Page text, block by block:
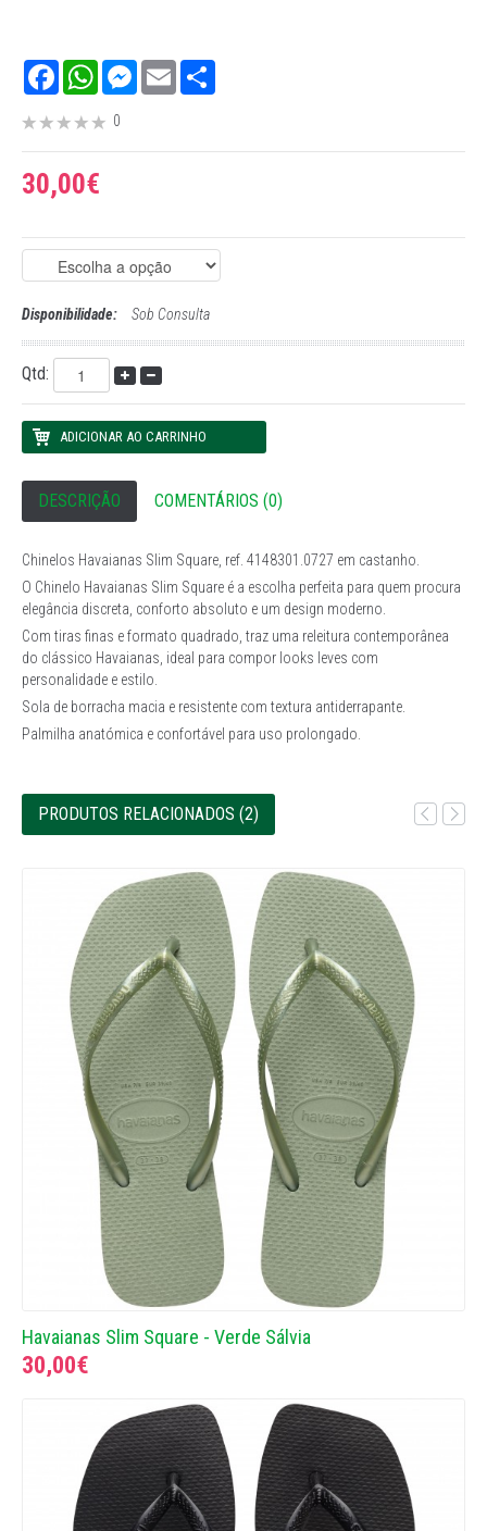
FacebookWhatsAppMessenger
Email
0
30,00€
Disponibilidade: Sob Consulta
Qtd:
DESCRIÇÃO COMENTÁRIOS (0)
Chinelos Havaianas Slim Square, ref. 4148301.0727 em castanho.
O Chinelo Havaianas Slim Square é a escolha perfeita para quem procura
elegância discreta, conforto absoluto e um design moderno.
Com tiras finas e formato quadrado, traz uma releitura contemporânea
do clássico Havaianas, ideal para compor looks leves com
personalidade e estilo.
Sola de borracha macia e resistente com textura antiderrapante.
Palmilha anatómica e confortável para uso prolongado.
PRODUTOS RELACIONADOS (2)
Havaianas Slim Square - Verde Sálvia
30,00€